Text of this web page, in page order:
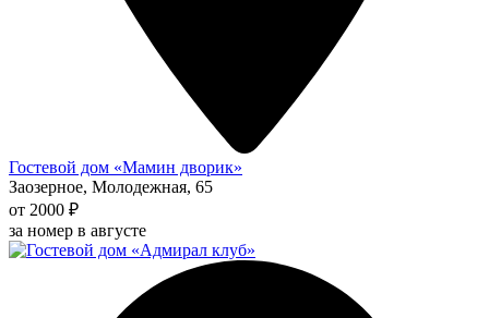
Гостевой дом «Мамин дворик»
Заозерное, Молодежная, 65
от 2000 ₽
за номер в августе